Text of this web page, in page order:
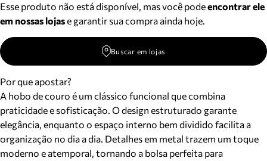
Esse produto não está disponível, mas você podeencontrar ele
em nossas lojase garantir sua compra ainda hoje.
Buscar em lojas
Por que apostar?
A hobo de couro é um clássico funcional que combina
praticidade e sofisticação. O design estruturado garante
elegância, enquanto o espaço interno bem dividido facilita a
organização no dia a dia. Detalhes em metal trazem um toque
moderno e atemporal, tornando a bolsa perfeita para